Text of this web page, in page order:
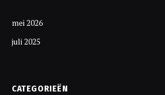
mei 2026
juli 2025
CATEGORIEËN